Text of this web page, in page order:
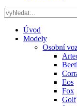
Úvod
Modely
Osobní
Eos
Fox
Golf